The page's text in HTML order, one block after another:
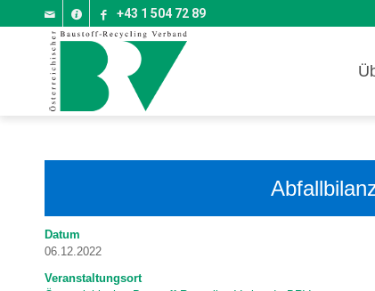
+43 1 504 72 89
Datum
06.12.2022
Veranstaltungsort